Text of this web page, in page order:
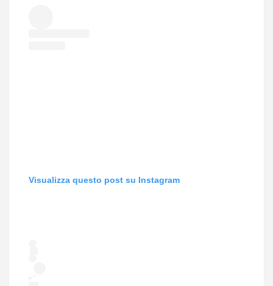
Visualizza questo post su Instagram